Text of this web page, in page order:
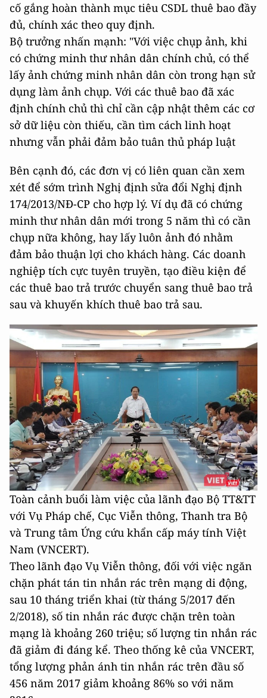
cố gắng hoàn thành mục tiêu CSDL thuê bao đầy
đủ, chính xác theo quy định.
Bộ trưởng nhấn mạnh: "Với việc chụp ảnh, khi
có chứng minh thư nhân dân chính chủ, có thể
lấy ảnh chứng minh nhân dân còn trong hạn sử
dụng làm ảnh chụp. Với các thuê bao đã xác
định chính chủ thì chỉ cần cập nhật thêm các cơ
sở dữ liệu còn thiếu, cần tìm cách linh hoạt
nhưng vẫn phải đảm bảo tuân thủ pháp luật
Bên cạnh đó, các đơn vị có liên quan cần xem
xét để sớm trình Nghị định sửa đổi Nghị định
174/2013/NĐ-CP cho hợp lý. Ví dụ đã có chứng
minh thư nhân dân mới trong 5 năm thì có cần
chụp nữa không, hay lấy luôn ảnh đó nhằm
đảm bảo thuận lợi cho khách hàng. Các doanh
nghiệp tích cực tuyên truyền, tạo điều kiện để
các thuê bao trả trước chuyển sang thuê bao trả
sau và khuyến khích thuê bao trả sau.
Toàn cảnh buổi làm việc của lãnh đạo Bộ TT&TT
với Vụ Pháp chế, Cục Viễn thông, Thanh tra Bộ
và Trung tâm Ứng cứu khẩn cấp máy tính Việt
Nam (VNCERT).
Theo lãnh đạo Vụ Viễn thông, đối với việc ngăn
chặn phát tán tin nhắn rác trên mạng di động,
sau 10 tháng triển khai (từ tháng 5/2017 đến
2/2018), số tin nhắn rác được chặn trên toàn
mạng là khoảng 260 triệu; số lượng tin nhắn rác
đã giảm đi đáng kể. Theo thống kê của VNCERT,
tổng lượng phản ánh tin nhắn rác trên đầu số
456 năm 2017 giảm khoảng 86% so với năm